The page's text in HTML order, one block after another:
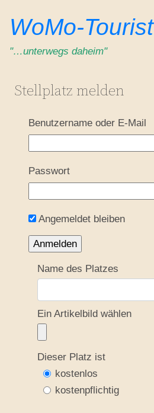
WoMo-Tourist
"…unterwegs daheim"
Stellplatz melden
Benutzername oder E-Mail
Passwort
Angemeldet bleiben
Name des Platzes
Ein Artikelbild wählen
Dieser Platz ist
kostenlos
kostenpflichtig